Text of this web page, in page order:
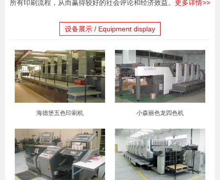
所有印刷流程，从而赢得较好的社会评论和经济效益。 更多详情>>
设备展示 / Equipment display
海德堡五色印刷机 小森丽色龙四色机